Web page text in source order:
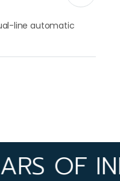
line automatic